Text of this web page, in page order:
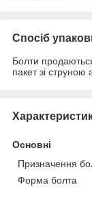
Спосіб
Болти
пакет зі струною
Основні
Призначення
Форма болта